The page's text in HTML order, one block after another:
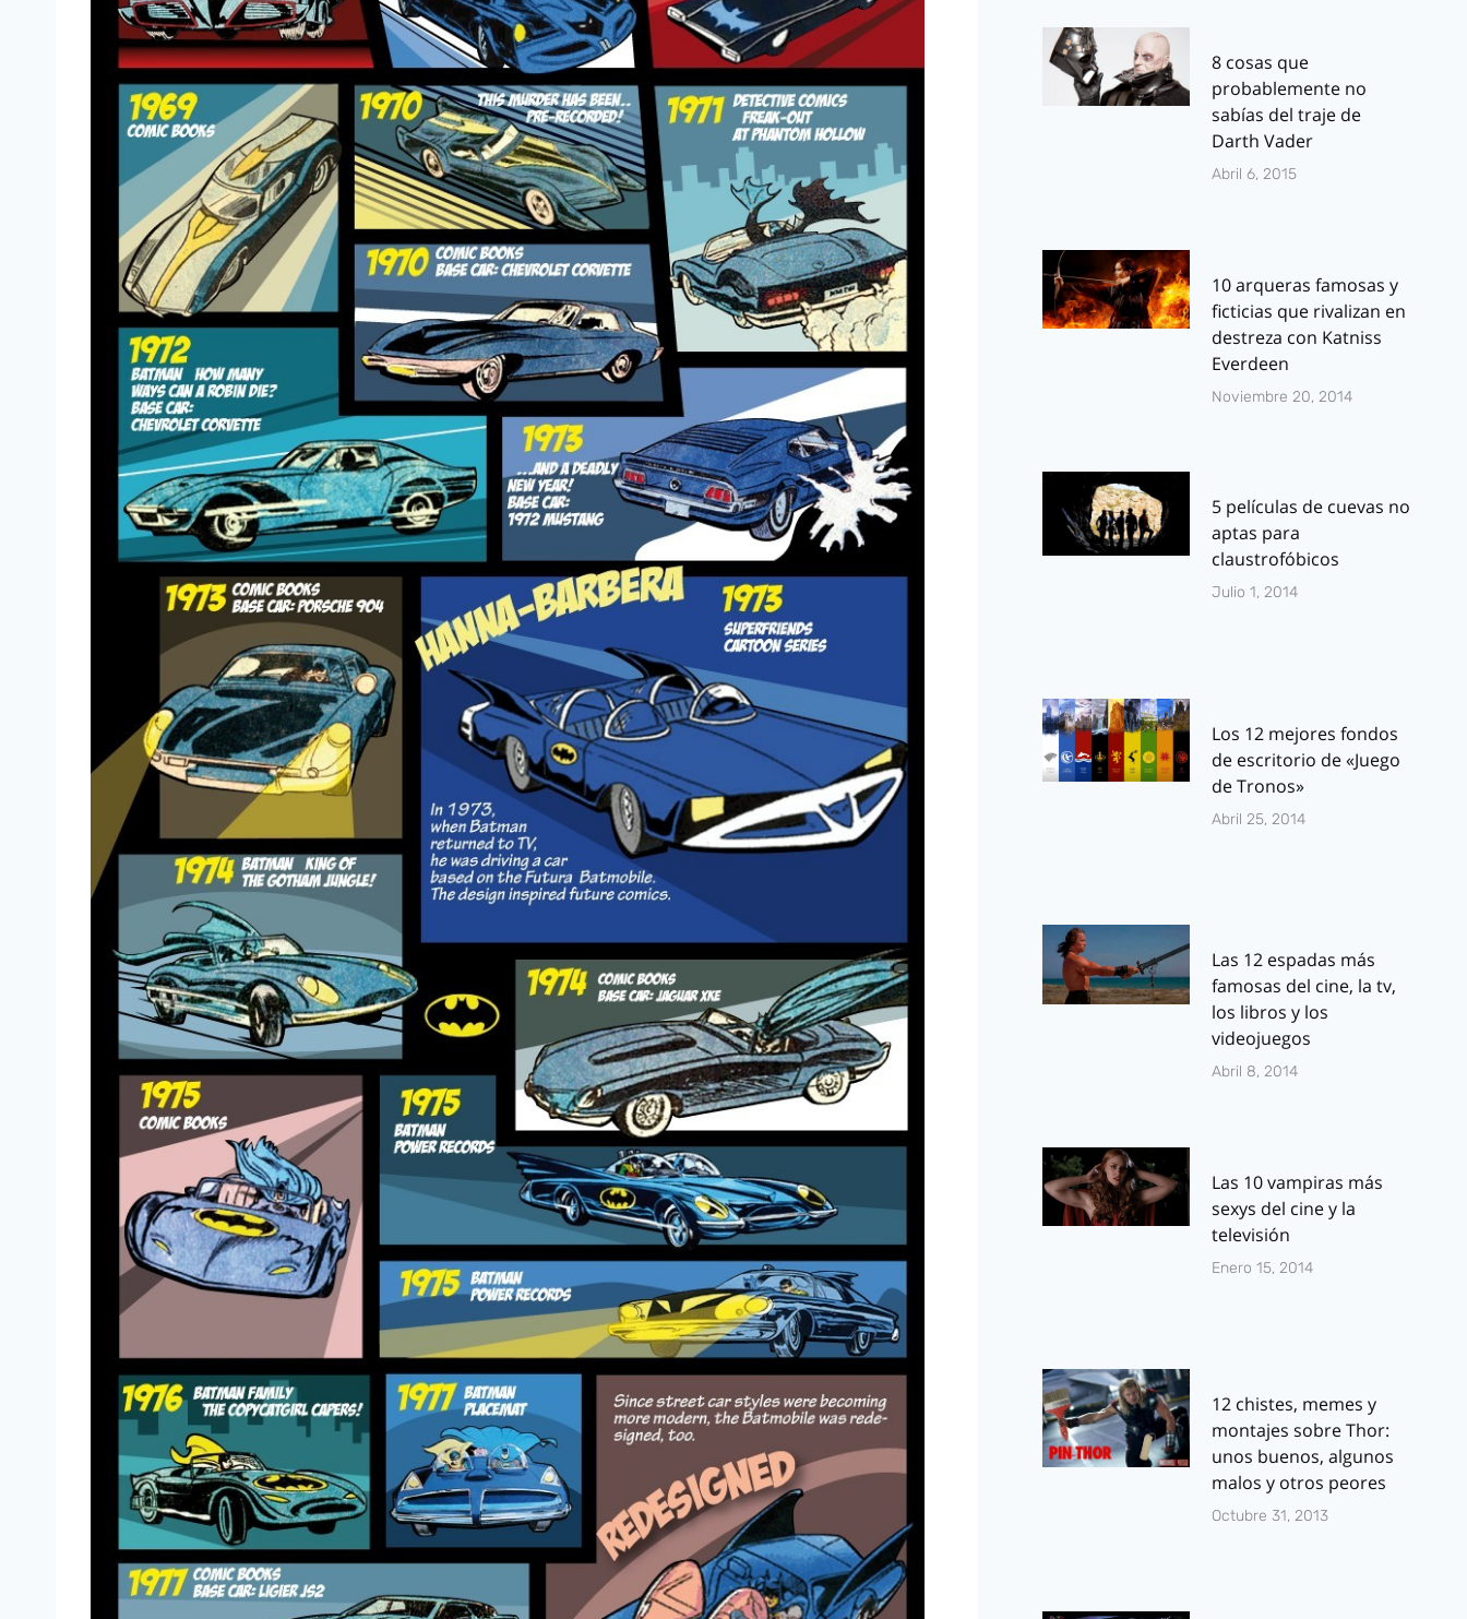
8 cosas que
probablemente no
sabías del traje de
Darth Vader
Abril 6, 2015
10 arqueras famosas y
ficticias que rivalizan en
destreza con Katniss
Everdeen
Noviembre 20, 2014
5 películas de cuevas no
aptas para
claustrofóbicos
Julio 1, 2014
Los 12 mejores fondos
de escritorio de «Juego
de Tronos»
Abril 25, 2014
Las 12 espadas más
famosas del cine, la tv,
los libros y los
videojuegos
Abril 8, 2014
Las 10 vampiras más
sexys del cine y la
televisión
Enero 15, 2014
12 chistes, memes y
montajes sobre Thor:
unos buenos, algunos
malos y otros peores
Octubre 31, 2013